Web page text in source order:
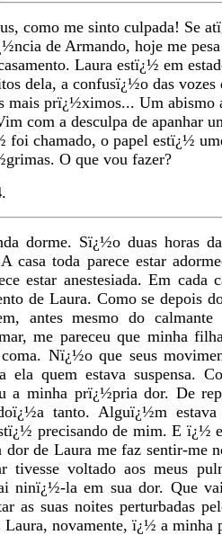
como me sinto culpada! Se
de Armando, hoje me
Laura estï¿½ em
dela, a confusï¿½o das vozes
mais prï¿½ximos... Um abismo
com a desculpa de apanhar
chamado, o papel estï¿½
O que vou fazer?
.
dorme. Sï¿½o duas horas
casa toda parece estar
estar anestesiada. Em cada
de Laura. Como se depois
antes mesmo do
me pareceu que minha
Nï¿½o que seus
ela quem estava suspensa.
a minha prï¿½pria dor. De
tanto. Alguï¿½m estava
precisando de mim. E ï¿½
dor de Laura me faz sentir-me
tivesse voltado aos meus
ninï¿½-la em sua dor. Que
as suas noites perturbadas
novamente, ï¿½ a minha